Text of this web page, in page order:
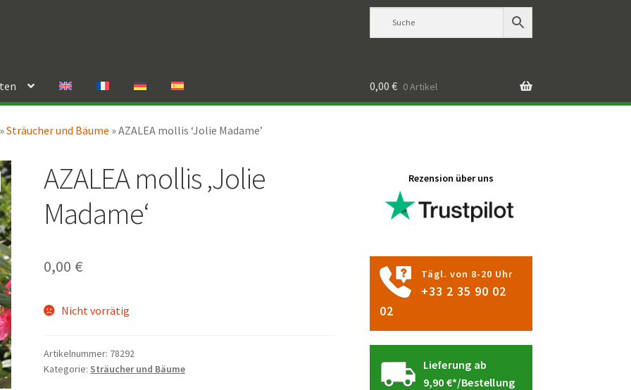
0,00 € 0 Artikel
»Sträucher und Bäume »AZALEA mollis ‘Jolie Madame’
AZALEA mollis ‚Jolie
Madame‘
0,00 €
Nicht vorrätig
Artikelnummer: 78292
Kategorie: Sträucher und Bäume
Rezension über uns
Tägl. von 8-20 Uhr
+33 2 35 90 02
02
Lieferung ab
9,90 €*/Bestellung